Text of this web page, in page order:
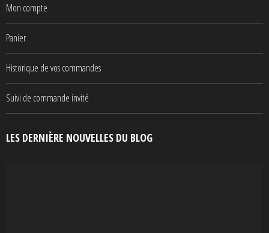
Mon compte
Panier
Historique de vos commandes
Suivi de commande invité
LES DERNIÈRE NOUVELLES DU BLOG